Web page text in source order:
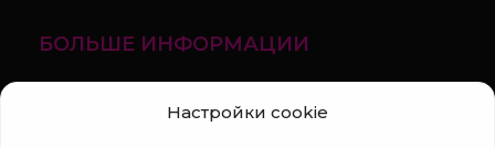
Настройки cookie
БОЛЬШЕ ИНФОРМАЦИИ